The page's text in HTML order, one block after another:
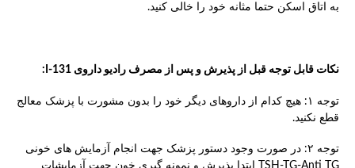
به اتاق اسکن حتما مثانه خود را خالی کنید.
نکات قابل توجه قبل از پذیرش و پس از مصرف رادیو داروی I-131
:
توجه ۱: هیچ کدام از داروهای دیگر خود را بدون مشورت با پزشک معالج
قطع نکنید.
توجه ۲: در صورت وجود دستور پزشک جهت انجام آزمایش های خونی
TSH-TG-Anti TG ابتدا پذیرش و نمونه گیری خون جهت آزمایشات